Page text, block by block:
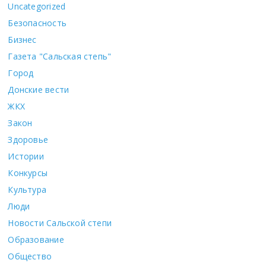
Uncategorized
Безопасность
Бизнес
Газета "Сальская степь"
Город
Донские вести
ЖКХ
Закон
Здоровье
Истории
Конкурсы
Культура
Люди
Новости Сальской степи
Образование
Общество